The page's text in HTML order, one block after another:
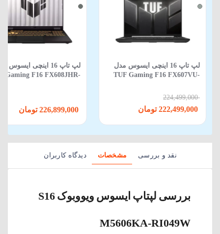
لپ‌ تاپ 16 اینچی ایسوس مدل
TUF Gaming F16 FX607VU-
512SSD- 6 GB 4050-Backlit
224,499,000
لپ تاپ 16 اینچی ایسوس
Gaming F16 FX608JHR-
نقد و بررسی مشخصات دیدگاه کاربران
بررسی لپتاپ ایسوس ویووبوک S16
M5606KA-RI049W